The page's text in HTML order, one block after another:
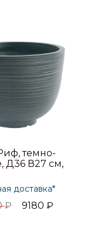
темно-
Д36 В27 см,
доставка*
₽ 9180 ₽